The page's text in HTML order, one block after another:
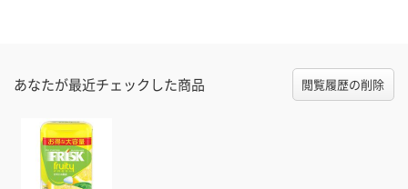
あなたが最近チェックした商品 閲覧履歴の削除